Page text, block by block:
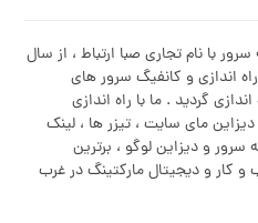
با نام تجاری صبا ارتباط ، از سال
راه اندازی و کانفیگ سرور های
گردید . ما با راه اندازی
مای سایت ، تیزر ها ، لینک
سرور و دیزاین لوگو ، برترین
کار و دیجیتال مارکتینگ در غرب